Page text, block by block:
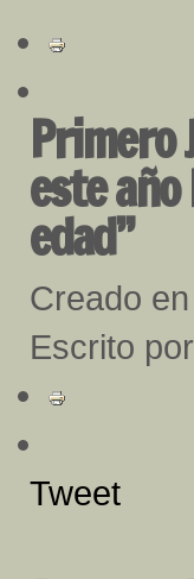
Primero
este
edad”
Creado
Escrito
Tweet